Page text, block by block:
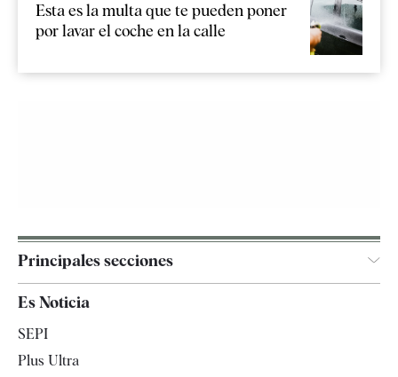
Esta es la multa que te pueden poner
por lavar el coche en la calle
Principales secciones
Es Noticia
SEPI
Plus Ultra